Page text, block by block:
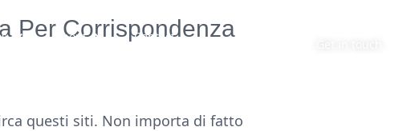
About Contact
Per Corrispondenza
questi siti. Non importa di fatto